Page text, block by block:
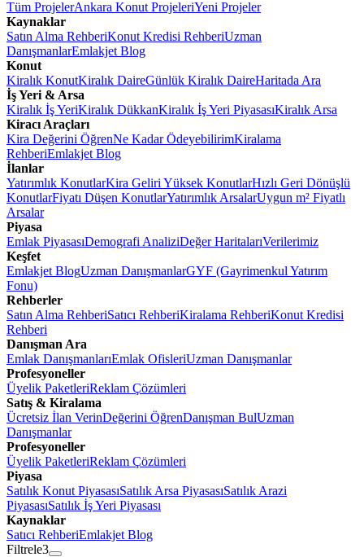
Tüm ProjelerAnkara Konut ProjeleriYeni Projeler
Kaynaklar
Satın Alma RehberiKonut Kredisi RehberiUzman
DanışmanlarEmlakjet Blog
Konut
Kiralık KonutKiralık DaireGünlük Kiralık DaireHaritada Ara
İş Yeri & Arsa
Kiralık İş YeriKiralık DükkanKiralık İş Yeri PiyasasıKiralık Arsa
Kiracı Araçları
Kira Değerini ÖğrenNe Kadar ÖdeyebilirimKiralama
RehberiEmlakjet Blog
İlanlar
Yatırımlık KonutlarKira Geliri Yüksek KonutlarHızlı Geri Dönüşlü
KonutlarFiyatı Düşen KonutlarYatırımlık ArsalarUygun m² Fiyatlı
Arsalar
Piyasa
Emlak PiyasasıDemografi AnaliziDeğer HaritalarıVerilerimiz
Keşfet
Emlakjet BlogUzman DanışmanlarGYF (Gayrimenkul Yatırım
Fonu)
Rehberler
Satın Alma RehberiSatıcı RehberiKiralama RehberiKonut Kredisi
Rehberi
Danışman Ara
Emlak DanışmanlarıEmlak OfisleriUzman Danışmanlar
Profesyoneller
Üyelik PaketleriReklam Çözümleri
Satış & Kiralama
Ücretsiz İlan VerinDeğerini ÖğrenDanışman BulUzman
Danışmanlar
Profesyoneller
Üyelik PaketleriReklam Çözümleri
Piyasa
Satılık Konut PiyasasıSatılık Arsa PiyasasıSatılık Arazi
PiyasasıSatılık İş Yeri Piyasası
Kaynaklar
Satıcı RehberiEmlakjet Blog
Filtrele3